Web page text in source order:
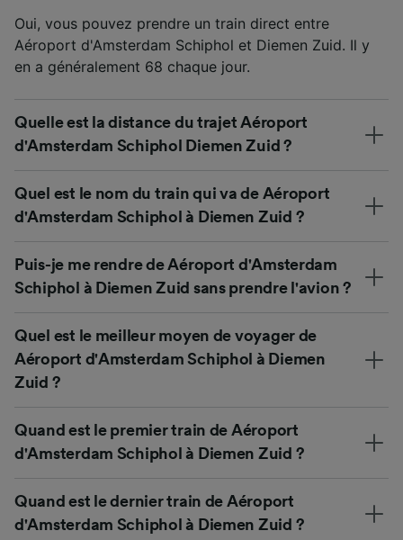
Oui, vous pouvez prendre un train direct entre
Aéroport d'Amsterdam Schiphol et Diemen Zuid. Il y
en a généralement 68 chaque jour.
Quelle est la distance du trajet Aéroport
d'Amsterdam Schiphol Diemen Zuid ?
Quel est le nom du train qui va de Aéroport
d'Amsterdam Schiphol à Diemen Zuid ?
Puis-je me rendre de Aéroport d'Amsterdam
Schiphol à Diemen Zuid sans prendre l'avion ?
Quel est le meilleur moyen de voyager de
Aéroport d'Amsterdam Schiphol à Diemen
Zuid ?
Quand est le premier train de Aéroport
d'Amsterdam Schiphol à Diemen Zuid ?
Quand est le dernier train de Aéroport
d'Amsterdam Schiphol à Diemen Zuid ?